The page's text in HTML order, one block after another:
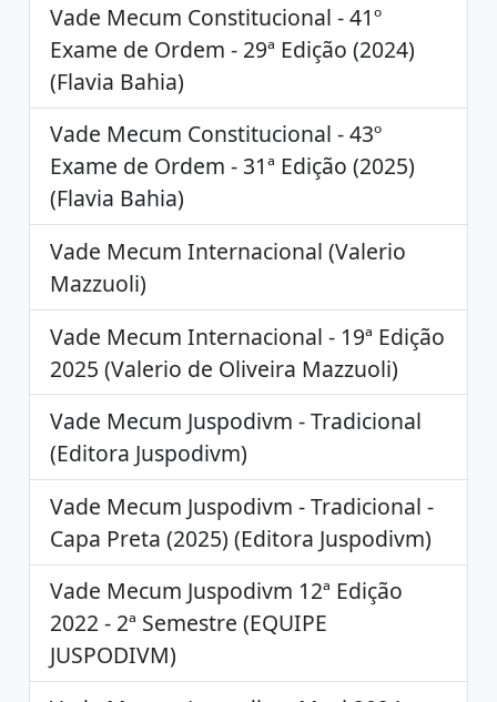
Vade Mecum Constitucional - 41º
Exame de Ordem - 29ª Edição (2024)
(Flavia Bahia)
Vade Mecum Constitucional - 43º
Exame de Ordem - 31ª Edição (2025)
(Flavia Bahia)
Vade Mecum Internacional (Valerio
Mazzuoli)
Vade Mecum Internacional - 19ª Edição
2025 (Valerio de Oliveira Mazzuoli)
Vade Mecum Juspodivm - Tradicional
(Editora Juspodivm)
Vade Mecum Juspodivm - Tradicional -
Capa Preta (2025) (Editora Juspodivm)
Vade Mecum Juspodivm 12ª Edição
2022 - 2ª Semestre (EQUIPE
JUSPODIVM)